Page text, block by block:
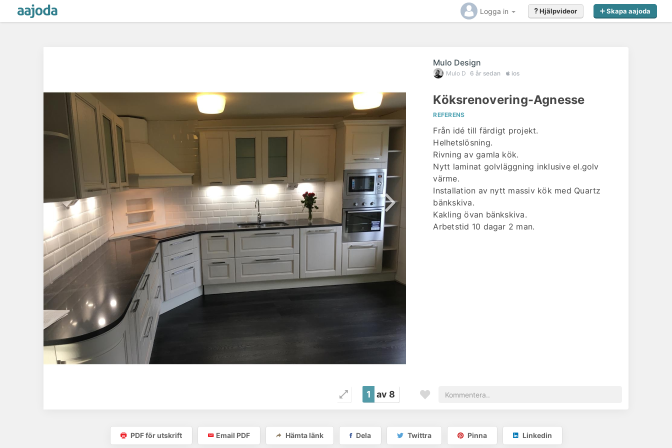
Logga in Skapa aajoda
Hjälpvideor
1 av 8
Mulo Design
Mulo D 6 år sedan ios
Köksrenovering-Agnesse
REFERENS
Från idé till färdigt projekt.
Helhetslösning.
Rivning av gamla kök.
Nytt laminat golvläggning inklusive el.golv
värme.
Installation av nytt massiv kök med Quartz
bänkskiva.
Kakling övan bänkskiva.
Arbetstid 10 dagar 2 man.
PDF för utskrift Email PDF Hämta länk Dela Twittra Pinna Linkedin